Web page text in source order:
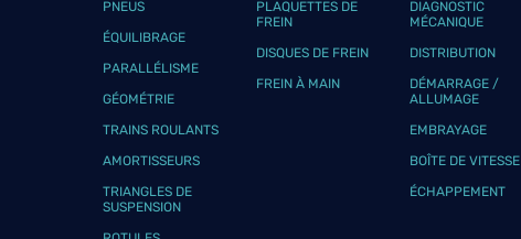
18.43
GONCALVES AUTOMOBILES
1293 Route de Beaucaire
69700 LOIRE SUR RHONE
Fermé aujourd'hui
Voir plus
PNEUS
ÉQUILIBRAGE
PARALLÉLISME
GÉOMÉTRIE
TRAINS ROULANTS
AMORTISSEURS
TRIANGLES DE
SUSPENSION
PLAQUETTES DE
FREIN
DISQUES DE FREIN
FREIN À MAIN
DIAGNOSTIC
MÉCANIQUE
DISTRIBUTION
DÉMARRAGE /
ALLUMAGE
EMBRAYAGE
BOÎTE DE VITESSE
ÉCHAPPEMENT